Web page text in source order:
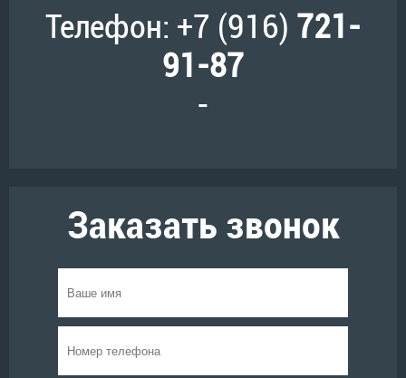
Телефон: +7 (916) 721-
91-87
-
Заказать звонок